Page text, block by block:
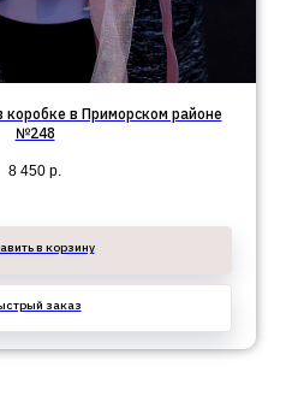
в Приморском районе
№248
8 450 р.
в корзину
заказ